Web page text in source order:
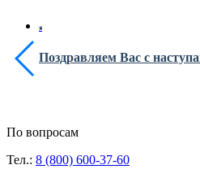
Поздравляем Вас с
По вопросам
Тел.: 8 (800) 600-37-60